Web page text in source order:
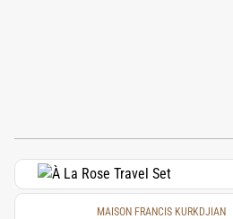
MAISON FRANCIS KURKDJIAN